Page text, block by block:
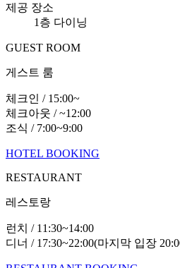
제공 장소
1층 다이닝
GUEST ROOM
게스트 룸
체크인 / 15:00~
체크아웃 / ~12:00
조식 / 7:00~9:00
HOTEL BOOKING
RESTAURANT
레스토랑
런치 / 11:30~14:00
디너 / 17:30~22:00(마지막 입장